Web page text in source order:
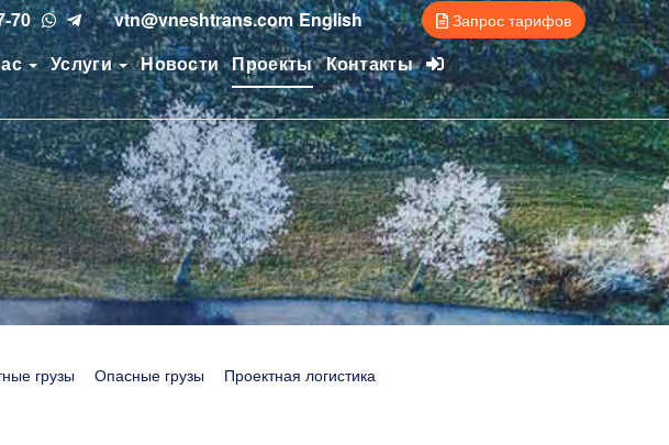
70 vtn@vneshtrans.com English Запрос тарифов
Услуги Новости Проекты Контакты
грузы Опасные грузы
Проектная логистика